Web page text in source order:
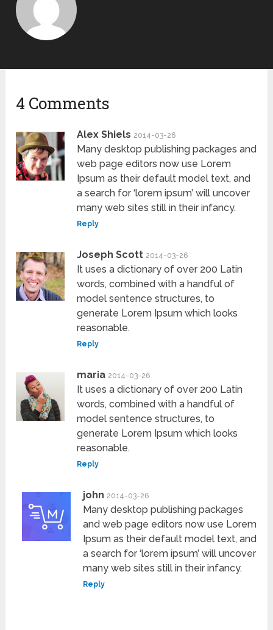
4 Comments
Alex Shiels 2014-03-26
Many desktop publishing packages and
web page editors now use Lorem
Ipsum as their default model text, and
a search for ‘lorem ipsum’ will uncover
many web sites still in their infancy.
Reply
Joseph Scott 2014-03-26
It uses a dictionary of over 200 Latin
words, combined with a handful of
model sentence structures, to
generate Lorem Ipsum which looks
reasonable.
Reply
maria 2014-03-26
It uses a dictionary of over 200 Latin
words, combined with a handful of
model sentence structures, to
generate Lorem Ipsum which looks
reasonable.
Reply
john 2014-03-26
Many desktop publishing packages
and web page editors now use Lorem
Ipsum as their default model text, and
a search for ‘lorem ipsum’ will uncover
many web sites still in their infancy.
Reply